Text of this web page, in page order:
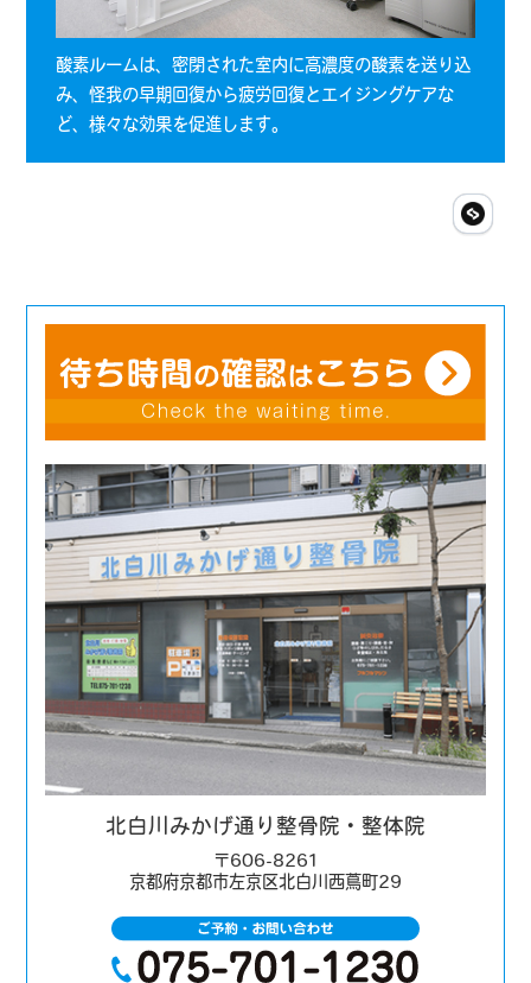
酸素ルームは、密閉された室内に高濃度の酸素を送り込
み、怪我の早期回復から疲労回復とエイジングケアな
ど、様々な効果を促進します。
北白川みかげ通り整骨院・整体院
〒606-8261
京都府京都市左京区北白川西蔦町29